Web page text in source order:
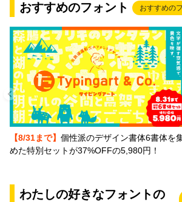
おすすめのフォント おすすめの
【8/31まで】 個性派のデザイン書体6書体を
めた特別セットが37%OFFの5,980円！
わたしの好きなフォントの